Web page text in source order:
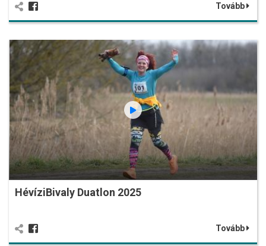
Tovább
HévíziBivaly Duatlon 2025
Tovább